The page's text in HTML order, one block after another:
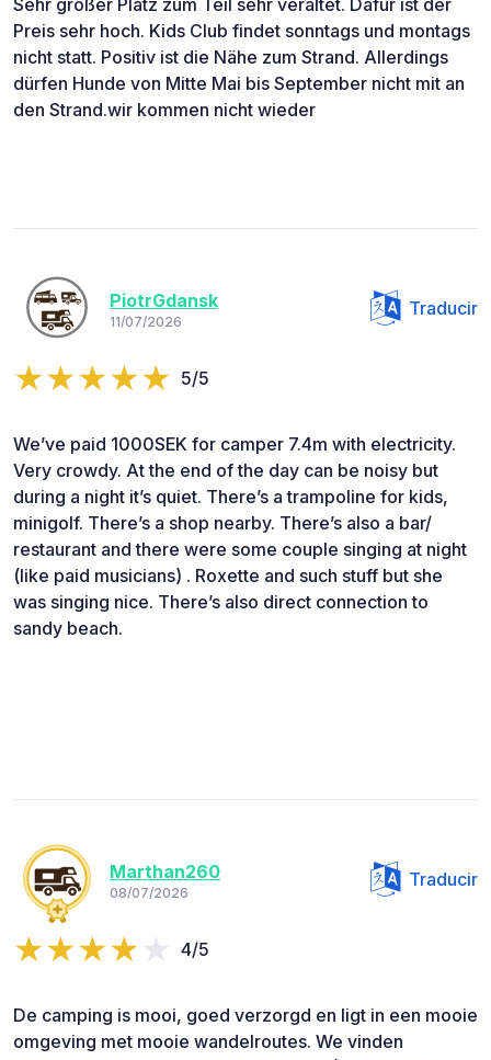
Sehr großer Platz zum Teil sehr veraltet. Dafür ist der
Preis sehr hoch. Kids Club findet sonntags und montags
nicht statt. Positiv ist die Nähe zum Strand. Allerdings
dürfen Hunde von Mitte Mai bis September nicht mit an
den Strand.wir kommen nicht wieder
PiotrGdansk
11/07/2026
Traducir
5/5
We’ve paid 1000SEK for camper 7.4m with electricity.
Very crowdy. At the end of the day can be noisy but
during a night it’s quiet. There’s a trampoline for kids,
minigolf. There’s a shop nearby. There’s also a bar/
restaurant and there were some couple singing at night
(like paid musicians) . Roxette and such stuff but she
was singing nice. There’s also direct connection to
sandy beach.
Marthan260
08/07/2026
Traducir
4/5
De camping is mooi, goed verzorgd en ligt in een mooie
omgeving met mooie wandelroutes. We vinden